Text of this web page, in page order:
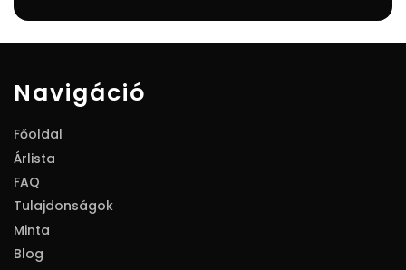
Navigáció
Főoldal
Árlista
FAQ
Tulajdonságok
Minta
Blog